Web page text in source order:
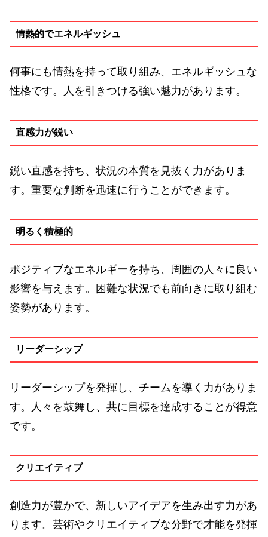
情熱的でエネルギッシュ
何事にも情熱を持って取り組み、エネルギッシュな
性格です。人を引きつける強い魅力があります。
直感力が鋭い
鋭い直感を持ち、状況の本質を見抜く力がありま
す。重要な判断を迅速に行うことができます。
明るく積極的
ポジティブなエネルギーを持ち、周囲の人々に良い
影響を与えます。困難な状況でも前向きに取り組む
姿勢があります。
リーダーシップ
リーダーシップを発揮し、チームを導く力がありま
す。人々を鼓舞し、共に目標を達成することが得意
です。
クリエイティブ
創造力が豊かで、新しいアイデアを生み出す力があ
ります。芸術やクリエイティブな分野で才能を発揮